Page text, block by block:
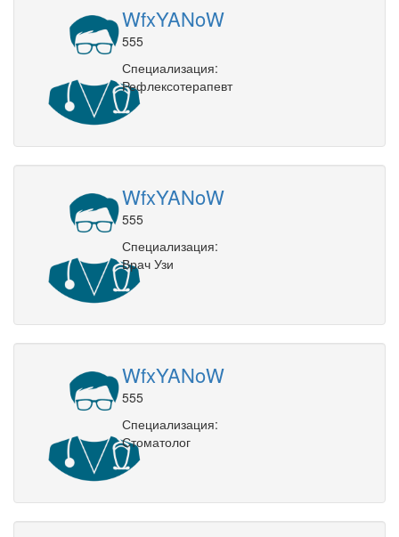
WfxYANoW
555
Специализация:
Рефлексотерапевт
WfxYANoW
555
Специализация:
Врач Узи
WfxYANoW
555
Специализация:
Стоматолог